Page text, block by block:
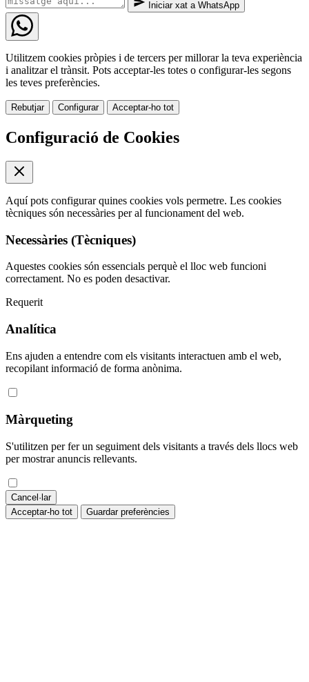
Iniciar xat a WhatsApp
Utilitzem cookies pròpies i de tercers per millorar la teva experiència
i analitzar el trànsit. Pots acceptar-les totes o configurar-les segons
les teves preferències.
Rebutjar Configurar Acceptar-ho tot
Configuració de Cookies
Aquí pots configurar quines cookies vols permetre. Les cookies
tècniques són necessàries per al funcionament del web.
Necessàries (Tècniques)
Aquestes cookies són essencials perquè el lloc web funcioni
correctament. No es poden desactivar.
Requerit
Analítica
Ens ajuden a entendre com els visitants interactuen amb el web,
recopilant informació de forma anònima.
Màrqueting
S'utilitzen per fer un seguiment dels visitants a través dels llocs web
per mostrar anuncis rellevants.
Cancel·lar
Acceptar-ho tot
Guardar preferències